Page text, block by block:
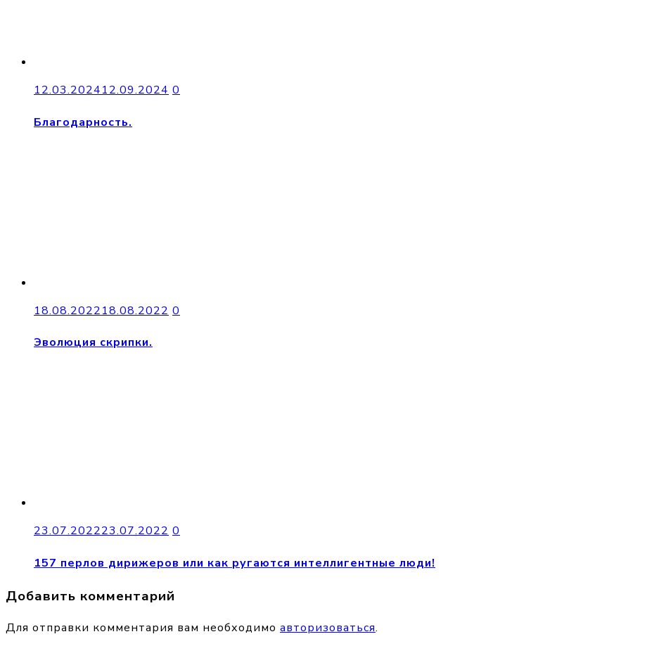
12.03.202412.09.2024 0
Благодарность.
18.08.202218.08.2022 0
Эволюция скрипки.
23.07.202223.07.2022 0
157 перлов дирижеров или как ругаются интеллигентные люди!
Добавить комментарий
Для отправки комментария вам необходимо авторизоваться.